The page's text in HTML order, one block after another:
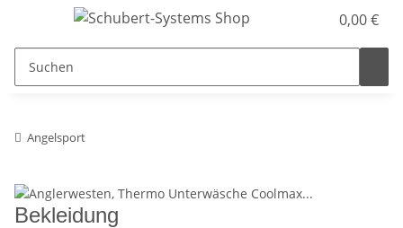
0,00 €
Angelsport
Bekleidung